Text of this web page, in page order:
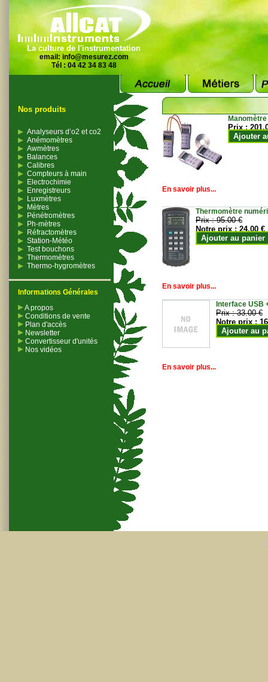
La culture de l'instrumentation
email: info@mesurez.com
Tél : 04 42 34 83 48
Nos produits
Analyseurs d’o2 et co2
Anémomètres
Awmètres
Balances
Calibres
Compteurs à main
Electrochimie
Enregistreurs
Luxmètres
Mètres
Pénétromètres
Ph-mètres
Réfractomètres
Station-Météo
Test bouchons
Thermomètres
Thermo-hygromètres
Informations Générales
A propos
Conditions de vente
Plan d'accès
Newsletter
Convertisseur d'unités
Nos vidéos
Prix :
Ajouter
En savoir plus...
Thermomètre
Prix :95.00 €
Notre prix :24.00 €
Ajouter au panier
En savoir plus...
Interface USB
Prix :33.00 €
Notre prix :
Ajouter au
En savoir plus...